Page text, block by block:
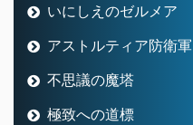
いにしえのゼルメア
アストルティア防衛軍
不思議の魔塔
極致への道標